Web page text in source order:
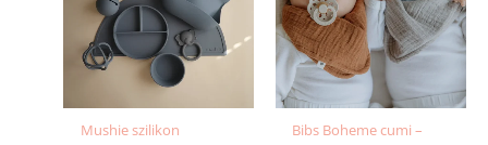
Mushie szilikon
Bibs Boheme cumi –